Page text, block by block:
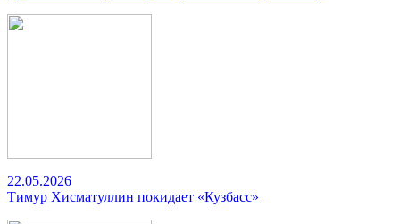
22.05.2026
Тимур Хисматуллин покидает «Кузбасс»